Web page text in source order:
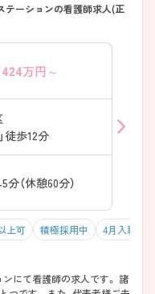
テーションの看護師求人(正
424万円～
徒歩12分
（休憩60分）
上可 積極採用中 4月入職可
て看護師の求人です。 諸